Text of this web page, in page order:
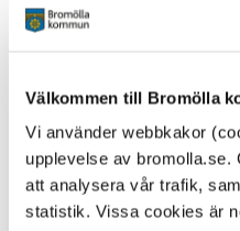
Välkommen till Bromölla
Vi använder webbkakor
upplevelse av
att analysera vår trafik,
statistik. Vissa cookies är
till 1920-talet då arrendet
lämnade gården 1944 då
kringbyggd gård men
för att ge plats åt den
var under senare hälften av
Wachtmeisters ägo. 1939